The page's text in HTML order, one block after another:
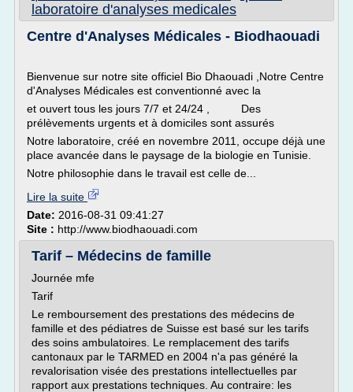
laboratoire d'analyses medicales
Centre d'Analyses Médicales - Biodhaouadi
Bienvenue sur notre site officiel Bio Dhaouadi ,Notre Centre
d'Analyses Médicales est conventionné avec la
et ouvert tous les jours 7/7 et 24/24 , Des
prélèvements urgents et à domiciles sont assurés
Notre laboratoire, créé en novembre 2011, occupe déjà une
place avancée dans le paysage de la biologie en Tunisie.
Notre philosophie dans le travail est celle de...
Lire la suite
Date: 2016-08-31 09:41:27
Site : http://www.biodhaouadi.com
Tarif – Médecins de famille
Journée mfe
Tarif
Le remboursement des prestations des médecins de
famille et des pédiatres de Suisse est basé sur les tarifs
des soins ambulatoires. Le remplacement des tarifs
cantonaux par le TARMED en 2004 n'a pas généré la
revalorisation visée des prestations intellectuelles par
rapport aux prestations techniques. Au contraire: les